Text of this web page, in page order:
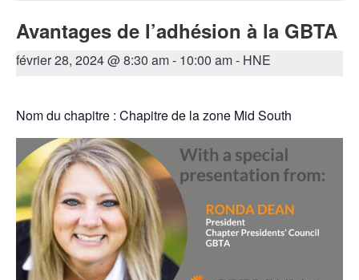
Avantages de l’adhésion à la GBTA
février 28, 2024 @ 8:30 am- 10:00 am- HNE
Nom du chapitre : Chapitre de la zone Mid South